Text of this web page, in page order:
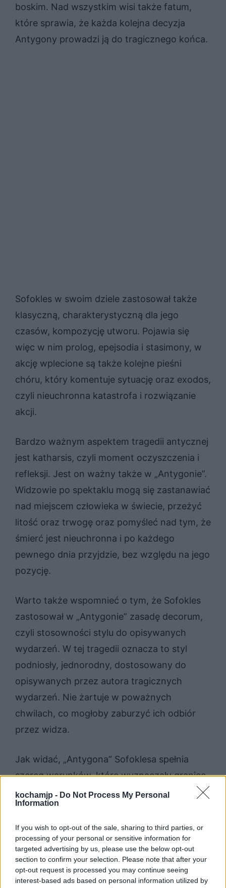
kochamjp - Do Not Process My Personal
Information
If you wish to opt-out of the sale, sharing to third parties, or
processing of your personal or sensitive information for
targeted advertising by us, please use the below opt-out
section to confirm your selection. Please note that after your
opt-out request is processed you may continue seeing
interest-based ads based on personal information utilized by
boskim. Nad wszystkim wisi także fatum,
które sprawia, że każda kolejna decyzja
Antygony prowadzi ją do tragicznego końca.
Sofokles w swoim dziele zastosował także
klasyczną, charakterystyczną dla jego
czasów, kompozycję utworu. Pojawia się
więc w nim prolog, epejsodia i stasimony, w
akcję wplecione są także kolejne pieśni
chóru, który komentuje sytuację oraz exodos,
czyli nieuchronna katastrofa i rozwiązanie
akcji.
Bardzo ważnym aspektem tragedii antycznej
jest katharsis, czyli moment oczyszczenia i
refleksji. Jest on ważny także w „Antygonie”.
Widzowie po spektaklu mogą się zastanawiać
nad miejscem człowieka w świecie, przeżyć
litość oraz trwogę oraz pomyśleć nad tym, że
śmierć jest nieuchronna i po każdego
pewnego dnia przyjdzie, bez względu na jego
pozycję.
Warto także wspomnieć o tym, że Sofokles
zastosował w „Antygonie” zasadę decorum,
czyli stosowności stylu do opisywanych
wydarzeń. W tej tragedii oznacza to styl
podniosły, jednorodny, dostosowany do
opisywanych przez autora tragicznych
wydarzeń. Nie żartuje w poważnych
chwilach, co mogłoby zaburzyć ich odbiór
przez widza.
Jak widać, „Antygona” Sofoklesa spełnia
szereg warunków, które wyznaczały granice
tragedii antycznej. Dotyczy to zarówno
budowy utworu, jak i jego stylu i tematyki
opisywanych przez autora wydarzeń.
Tragedia ta do dzisiaj porusza kolejnych
czytelników.